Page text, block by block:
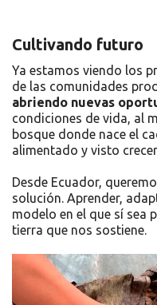
Cultivando futuro
Ya estamos viendo los
de las comunidades
abriendo nuevas
condiciones de vida, al
bosque donde nace el
alimentado y visto
Desde Ecuador,
solución. Aprender,
modelo en el que sí sea
tierra que nos sostiene.